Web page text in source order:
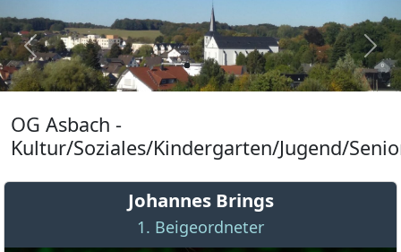
OG Asbach -
Kultur/Soziales/Kindergarten/Jugend/
Johannes Brings
1. Beigeordneter